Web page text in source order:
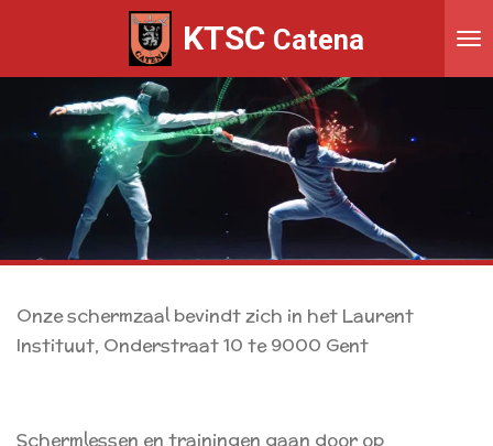
hoofdinhoud
KTSC Catena
Onze schermzaal bevindt zich in het Laurent
Instituut, Onderstraat 10 te 9000 Gent
Schermlessen en trainingen gaan door op